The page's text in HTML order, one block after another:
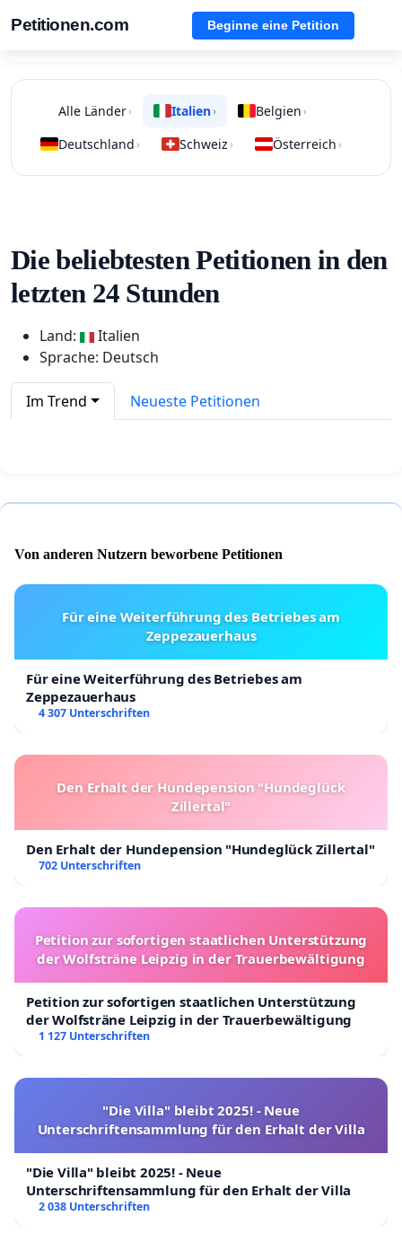
Petitionen.com Beginne eine Petition
Alle Länder› Italien› Belgien ›
Deutschland › Schweiz › Österreich ›
Die beliebtesten Petitionen in den
letzten 24 Stunden
Land:
Italien
Sprache: Deutsch
Im Trend Neueste Petitionen
Von anderen Nutzern beworbene Petitionen
Für eine Weiterführung des Betriebes am
Zeppezauerhaus
Für eine Weiterführung des Betriebes am
Zeppezauerhaus
4 307 Unterschriften
Den Erhalt der Hundepension "Hundeglück
Zillertal"
Den Erhalt der Hundepension "Hundeglück Zillertal"
702 Unterschriften
Petition zur sofortigen staatlichen Unterstützung
der Wolfsträne Leipzig in der Trauerbewältigung
Petition zur sofortigen staatlichen Unterstützung
der Wolfsträne Leipzig in der Trauerbewältigung
1 127 Unterschriften
"Die Villa" bleibt 2025! - Neue
Unterschriftensammlung für den Erhalt der Villa
"Die Villa" bleibt 2025! - Neue
Unterschriftensammlung für den Erhalt der Villa
2 038 Unterschriften